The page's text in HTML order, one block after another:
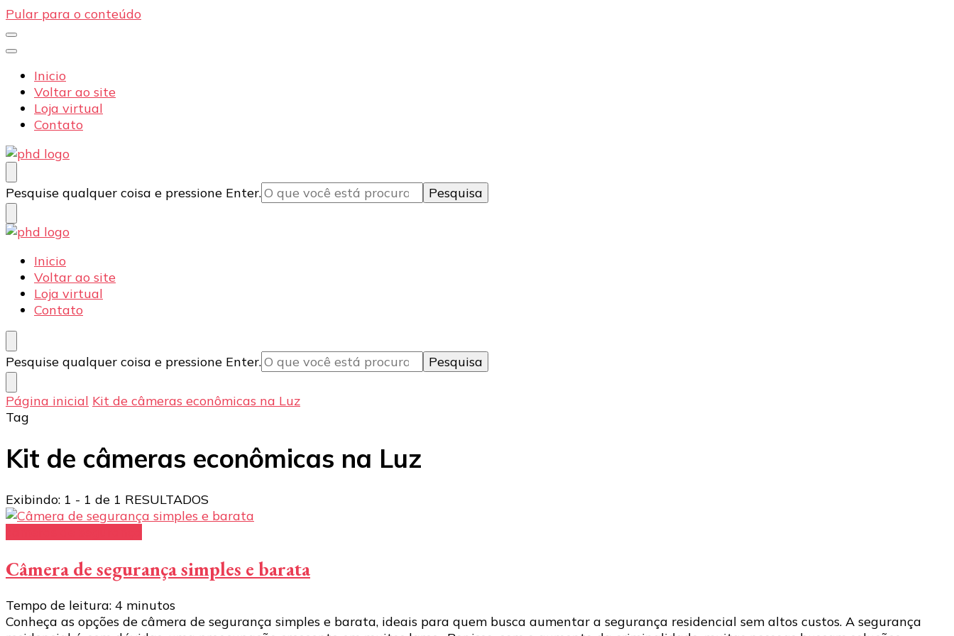
Pular para o conteúdo
Inicio
Voltar ao site
Loja virtual
Contato
PHD Seg
Blog
Procurando
algo?
Pesquise qualquer coisa e pressione Enter.
PHD Seg
Blog
Inicio
Voltar ao site
Loja virtual
Contato
Procurando
algo?
Pesquise qualquer coisa e pressione Enter.
Página inicial Kit de câmeras econômicas na Luz
Tag
Kit de câmeras econômicas na Luz
Exibindo: 1 - 1 de 1 RESULTADOS
Câmera de segurança simples e barata
Tempo de leitura: 4 minutos
Conheça as opções de câmera de segurança simples e barata, ideais para quem busca aumentar a segurança residencial sem altos custos. A segurança